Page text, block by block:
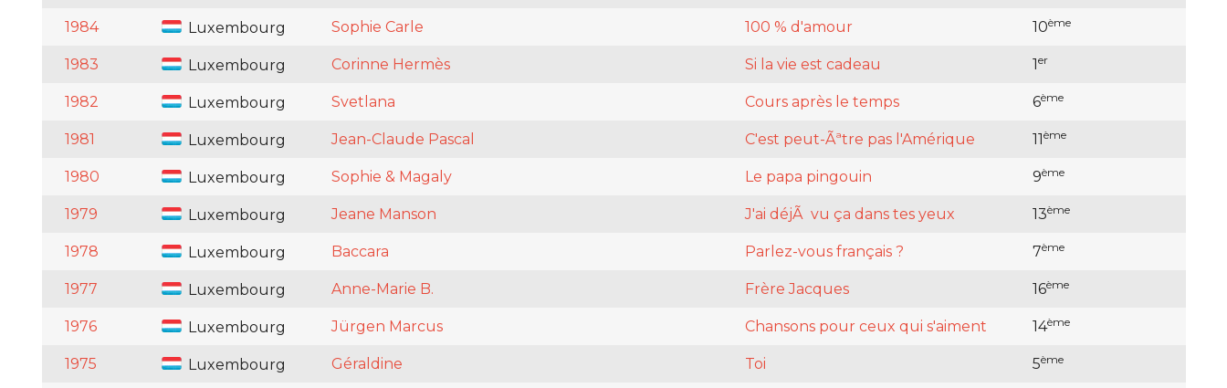
1984 Luxembourg Sophie Carle 100 % d'amour 10ème
1983 Luxembourg Corinne Hermès Si la vie est cadeau 1er
1982 Luxembourg Svetlana Cours après le temps 6ème
1981 Luxembourg Jean-Claude Pascal C'est peut-Ãªtre pas l'Amérique 11ème
1980 Luxembourg Sophie & Magaly Le papa pingouin 9ème
1979 Luxembourg Jeane Manson J'ai déjÃ vu ça dans tes yeux 13ème
1978 Luxembourg Baccara Parlez-vous français ? 7ème
1977 Luxembourg Anne-Marie B. Frère Jacques 16ème
1976 Luxembourg Jürgen Marcus Chansons pour ceux qui s'aiment 14ème
1975 Luxembourg Géraldine Toi 5ème